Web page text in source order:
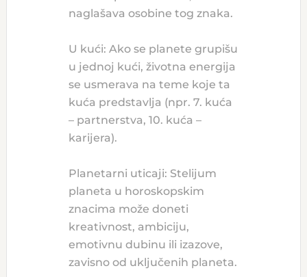
naglašava osobine tog znaka.
U kući: Ako se planete grupišu
u jednoj kući, životna energija
se usmerava na teme koje ta
kuća predstavlja (npr. 7. kuća
– partnerstva, 10. kuća –
karijera).
Planetarni uticaji: Stelijum
planeta u horoskopskim
znacima može doneti
kreativnost, ambiciju,
emotivnu dubinu ili izazove,
zavisno od uključenih planeta.